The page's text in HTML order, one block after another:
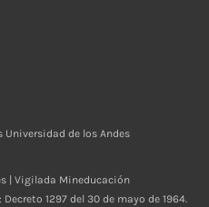
Universidad de los Andes
| Vigilada Mineducación
1297 del 30 de mayo de 1964.